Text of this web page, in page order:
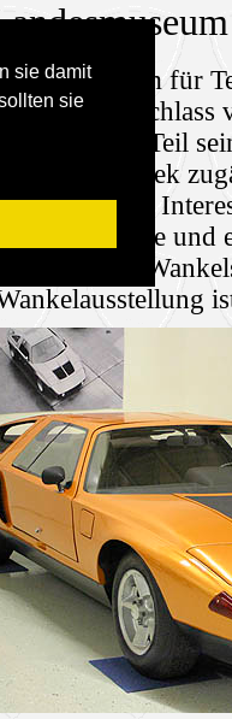
sie damit
sie
für
ist ein Teil
Bibliothek
einer Vitrine und
über Felix